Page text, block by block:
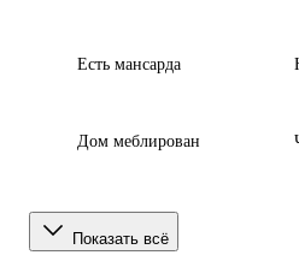
Есть мансарда
Дом меблирован
Показать всё